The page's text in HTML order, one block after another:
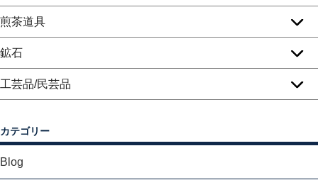
煎茶道具
鉱石
工芸品/民芸品
カテゴリー
Blog